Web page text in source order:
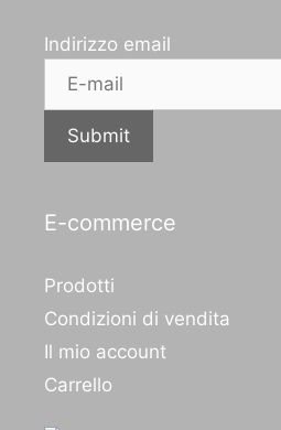
Indirizzo email
Submit
E-commerce
Prodotti
Condizioni di vendita
Il mio account
Carrello